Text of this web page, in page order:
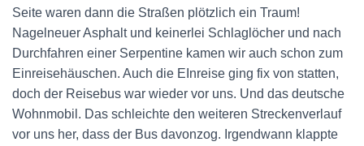
Seite waren dann die Straßen plötzlich ein Traum!
Nagelneuer Asphalt und keinerlei Schlaglöcher und nach
Durchfahren einer Serpentine kamen wir auch schon zum
Einreisehäuschen. Auch die EInreise ging fix von statten,
doch der Reisebus war wieder vor uns. Und das deutsche
Wohnmobil. Das schleichte den weiteren Streckenverlauf
vor uns her, dass der Bus davonzog. Irgendwann klappte